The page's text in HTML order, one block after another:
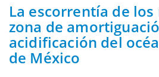
La escorrentía de los
zona de
acidificación del
de México